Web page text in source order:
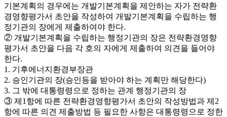
기본계획의 경우에는 개발기본계획을 제안하는 자가 전략환
경영향평가서 초안을 작성하여 개발기본계획을 수립하는 행
정기관의 장에게 제출하여야 한다.
② 개발기본계획을 수립하는 행정기관의 장은 전략환경영향
평가서 초안을 다음 각 호의 자에게 제출하여 의견을 들어야
한다.
1. 기후에너지환경부장관
2. 승인기관의 장(승인등을 받아야 하는 계획만 해당한다)
3. 그 밖에 대통령령으로 정하는 관계 행정기관의 장
③ 제1항에 따른 전략환경영향평가서 초안의 작성방법과 제2
항에 따른 의견 제출방법 등 필요한 사항은 대통령령으로 정한